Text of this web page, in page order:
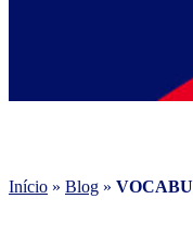
Início » Blog »